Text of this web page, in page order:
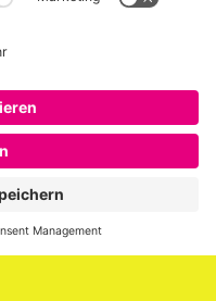
Seit 2009 schreibt